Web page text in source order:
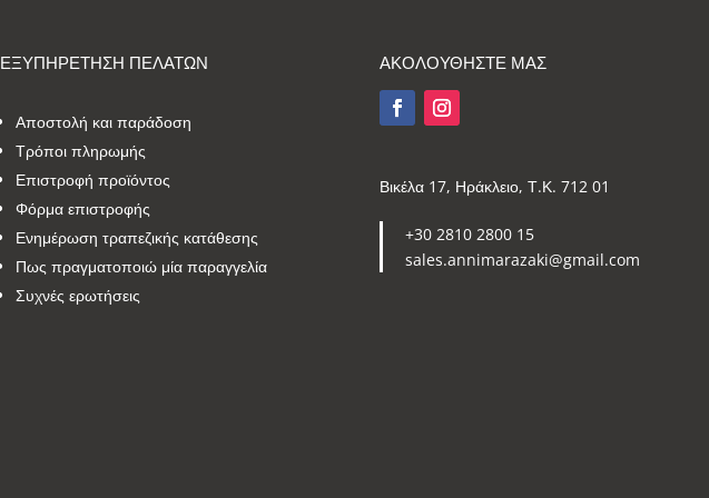
ΕΞΥΠΗΡΕΤΗΣΗ ΠΕΛΑΤΩΝ
Αποστολή και παράδοση
Τρόποι πληρωμής
Επιστροφή προϊόντος
Φόρμα επιστροφής
Ενημέρωση τραπεζικής κατάθεσης
Πως πραγματοποιώ μία παραγγελία
Συχνές ερωτήσεις
ΑΚΟΛΟΥΘΗΣΤΕ ΜΑΣ
Βικέλα 17, Ηράκλειο, Τ.Κ. 712 01
+30 2810 2800 15
sales.annimarazaki@gmail.com